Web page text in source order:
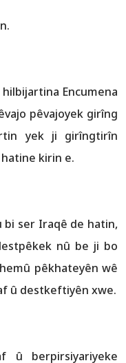
Encumena
pêvajoyek girîng
yek ji girîngtirîn
kirin e.
bi ser Iraqê de hatin,
nû be ji bo
pêkhateyên wê
û destkeftiyên xwe.
û berpirsiyariyeke